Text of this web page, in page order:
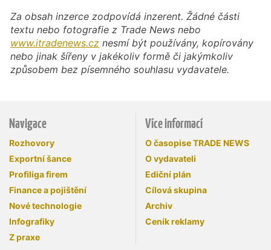
Za obsah inzerce zodpovídá inzerent. Žádné části
textu nebo fotografie z Trade News nebo
www.itradenews.cz nesmí být používány, kopírovány
nebo jinak šířeny v jakékoliv formě či jakýmkoliv
způsobem bez písemného souhlasu vydavatele.
Navigace
Rozhovory
Exportní šance
Profiliga firem
Finance a pojištění
Nové technologie
Infografiky
Z praxe
Více informací
O časopise TRADE NEWS
O vydavateli
Ediční plán
Cílová skupina
Archiv
Ceník reklamy